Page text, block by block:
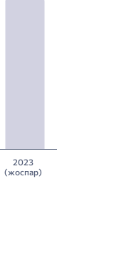
2023
(жоспар)